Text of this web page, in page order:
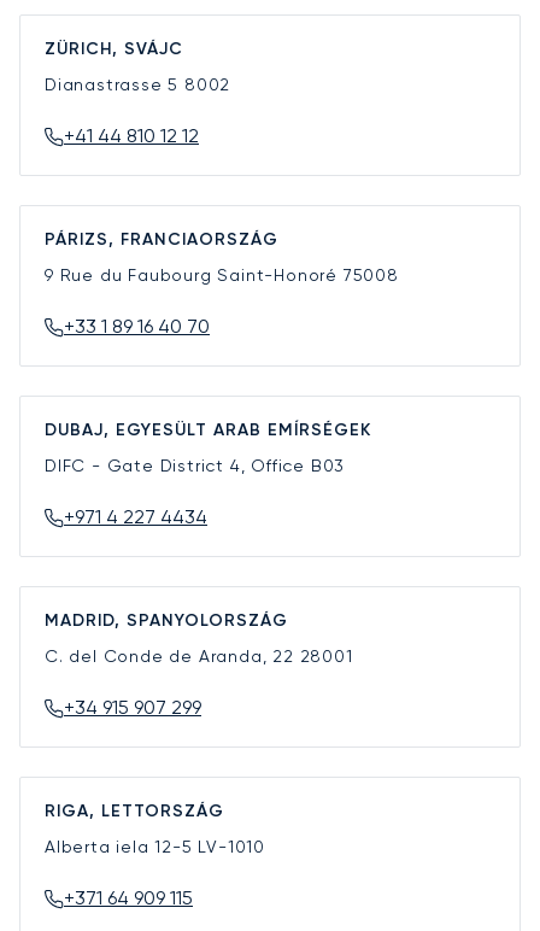
ZÜRICH, SVÁJC
Dianastrasse 5 8002
+41 44 810 12 12
PÁRIZS, FRANCIAORSZÁG
9 Rue du Faubourg Saint-Honoré 75008
+33 1 89 16 40 70
DUBAJ, EGYESÜLT ARAB EMÍRSÉGEK
DIFC - Gate District 4, Office B03
+971 4 227 4434
MADRID, SPANYOLORSZÁG
C. del Conde de Aranda, 22 28001
+34 915 907 299
RIGA, LETTORSZÁG
Alberta iela 12-5 LV-1010
+371 64 909 115